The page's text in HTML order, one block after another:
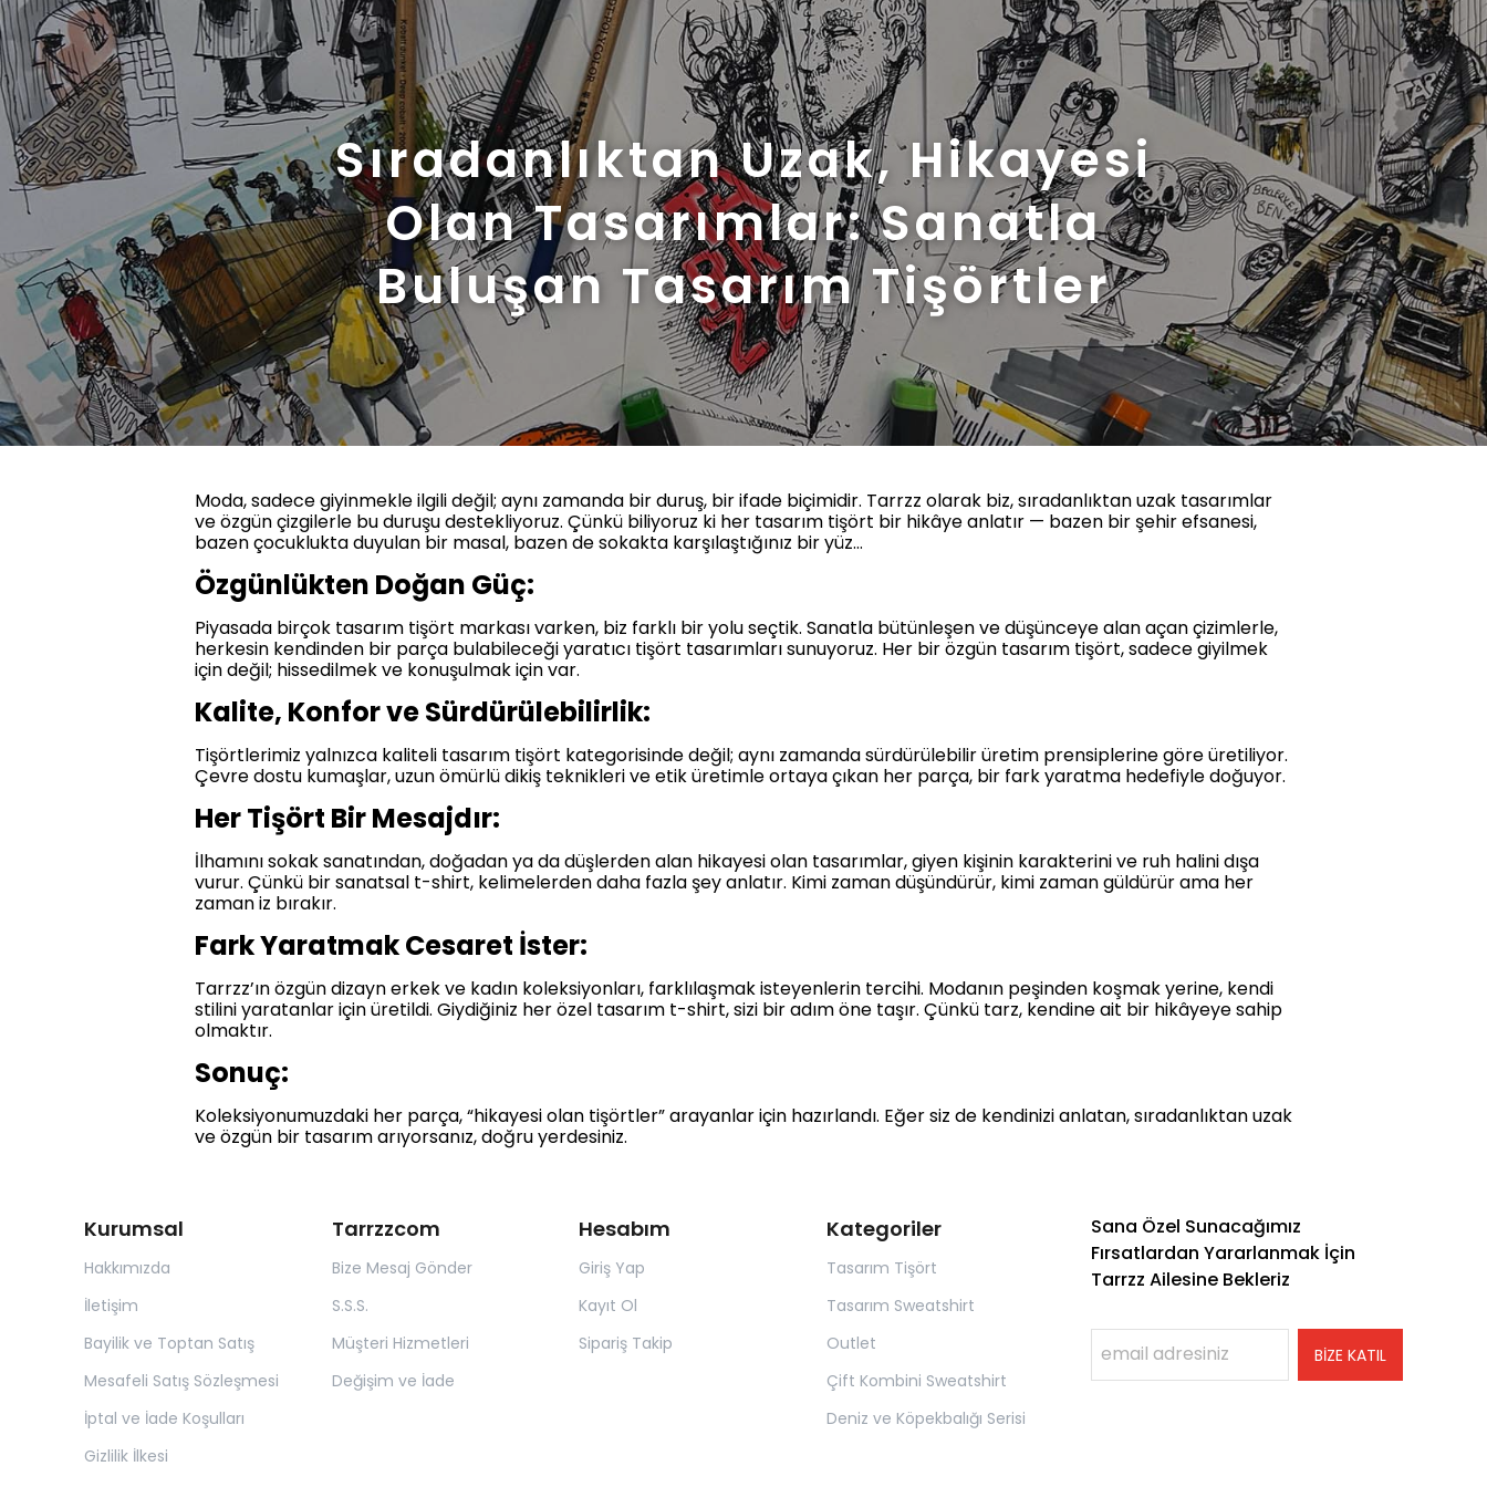
Sıradanlıktan Uzak, Hikayesi
Olan Tasarımlar: Sanatla
Buluşan Tasarım Tişörtler
Moda, sadece giyinmekle ilgili değil; aynı zamanda bir duruş, bir ifade biçimidir. Tarrzz olarak biz, sıradanlıktan uzak tasarımlar
ve özgün çizgilerle bu duruşu destekliyoruz. Çünkü biliyoruz ki her tasarım tişört bir hikâye anlatır — bazen bir şehir efsanesi,
bazen çocuklukta duyulan bir masal, bazen de sokakta karşılaştığınız bir yüz…
Özgünlükten Doğan Güç:
Piyasada birçok tasarım tişört markası varken, biz farklı bir yolu seçtik. Sanatla bütünleşen ve düşünceye alan açan çizimlerle,
herkesin kendinden bir parça bulabileceği yaratıcı tişört tasarımları sunuyoruz. Her bir özgün tasarım tişört, sadece giyilmek
için değil; hissedilmek ve konuşulmak için var.
Kalite, Konfor ve Sürdürülebilirlik:
Tişörtlerimiz yalnızca kaliteli tasarım tişört kategorisinde değil; aynı zamanda sürdürülebilir üretim prensiplerine göre üretiliyor.
Çevre dostu kumaşlar, uzun ömürlü dikiş teknikleri ve etik üretimle ortaya çıkan her parça, bir fark yaratma hedefiyle doğuyor.
Her Tişört Bir Mesajdır:
İlhamını sokak sanatından, doğadan ya da düşlerden alan hikayesi olan tasarımlar, giyen kişinin karakterini ve ruh halini dışa
vurur. Çünkü bir sanatsal t-shirt, kelimelerden daha fazla şey anlatır. Kimi zaman düşündürür, kimi zaman güldürür ama her
zaman iz bırakır.
Fark Yaratmak Cesaret İster:
Tarrzz’ın özgün dizayn erkek ve kadın koleksiyonları, farklılaşmak isteyenlerin tercihi. Modanın peşinden koşmak yerine, kendi
stilini yaratanlar için üretildi. Giydiğiniz her özel tasarım t-shirt, sizi bir adım öne taşır. Çünkü tarz, kendine ait bir hikâyeye sahip
olmaktır.
Sonuç:
Koleksiyonumuzdaki her parça, “hikayesi olan tişörtler” arayanlar için hazırlandı. Eğer siz de kendinizi anlatan, sıradanlıktan uzak
ve özgün bir tasarım arıyorsanız, doğru yerdesiniz.
Kurumsal
Hakkımızda
İletişim
Bayilik ve Toptan Satış
Mesafeli Satış Sözleşmesi
İptal ve İade Koşulları
Gizlilik İlkesi
Tarrzzcom
Bize Mesaj Gönder
S.S.S.
Müşteri Hizmetleri
Değişim ve İade
Hesabım
Giriş Yap
Kayıt Ol
Sipariş Takip
Kategoriler
Tasarım Tişört
Tasarım Sweatshirt
Outlet
Çift Kombini Sweatshirt
Deniz ve Köpekbalığı Serisi
Sana Özel Sunacağımız
Fırsatlardan Yararlanmak İçin
Tarrzz Ailesine Bekleriz
BİZE KATIL